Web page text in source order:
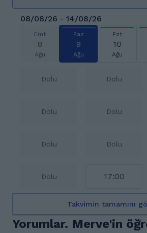
08/08/26 - 14/08/26
Cmt
8
Ağu
Paz
9
Ağu
Pzt
10
Ağu
Dolu Dolu
Dolu Dolu
Dolu Dolu
Dolu 17:00
Takvimin tamamını
Yorumlar. Merve'in